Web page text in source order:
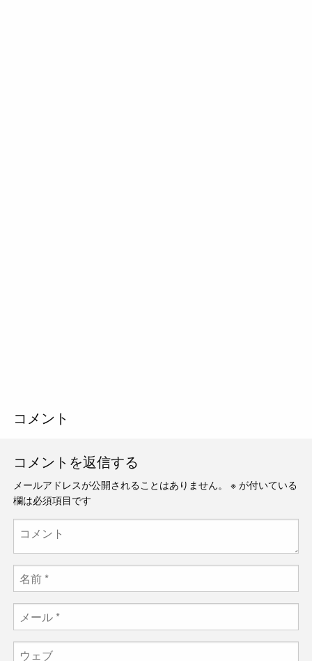
コメント
コメントを返信する
メールアドレスが公開されることはありません。 ※ が付いている
欄は必須項目です